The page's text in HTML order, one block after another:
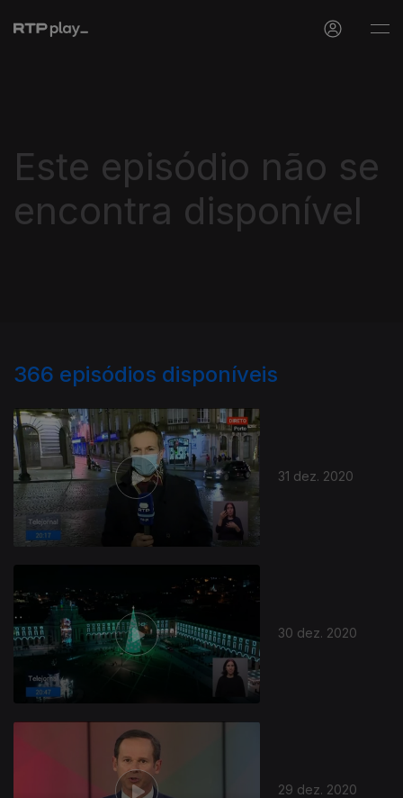
Este episódio não se
encontra disponível
366 episódios disponíveis
31 dez. 2020
30 dez. 2020
29 dez. 2020